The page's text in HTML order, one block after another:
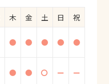
木 金 土 日
祝
● ● ● ● ●
● ● 〇 ー
ー